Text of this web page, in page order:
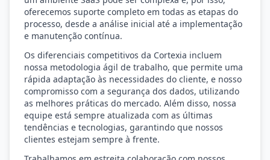
oferecemos suporte completo em todas as etapas do
processo, desde a análise inicial até a implementação
e manutenção contínua.
Os diferenciais competitivos da Cortexia incluem
nossa metodologia ágil de trabalho, que permite uma
rápida adaptação às necessidades do cliente, e nosso
compromisso com a segurança dos dados, utilizando
as melhores práticas do mercado. Além disso, nossa
equipe está sempre atualizada com as últimas
tendências e tecnologias, garantindo que nossos
clientes estejam sempre à frente.